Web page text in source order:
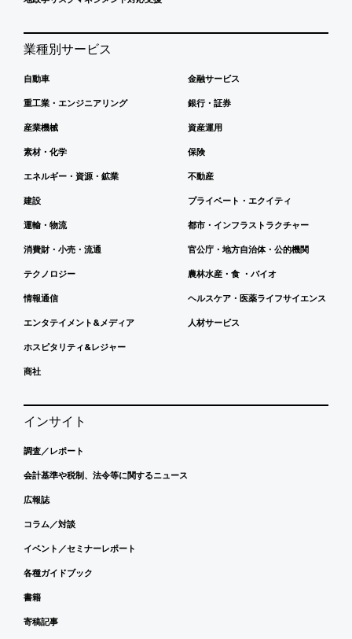
業種別サービス
自動車
重工業・エンジニアリング
産業機械
素材・化学
エネルギー・資源・鉱業
建設
運輸・物流
消費財・小売・流通
テクノロジー
情報通信
エンタテイメント&メディア
ホスピタリティ&レジャー
商社
金融サービス
銀行・証券
資産運用
保険
不動産
プライベート・エクイティ
都市・インフラストラクチャー
官公庁・地方自治体・公的機関
農林水産・食 ・バイオ
ヘルスケア・医薬ライフサイエンス
人材サービス
インサイト
調査／レポート
会計基準や税制、法令等に関するニュース
広報誌
コラム／対談
イベント／セミナーレポート
各種ガイドブック
書籍
寄稿記事